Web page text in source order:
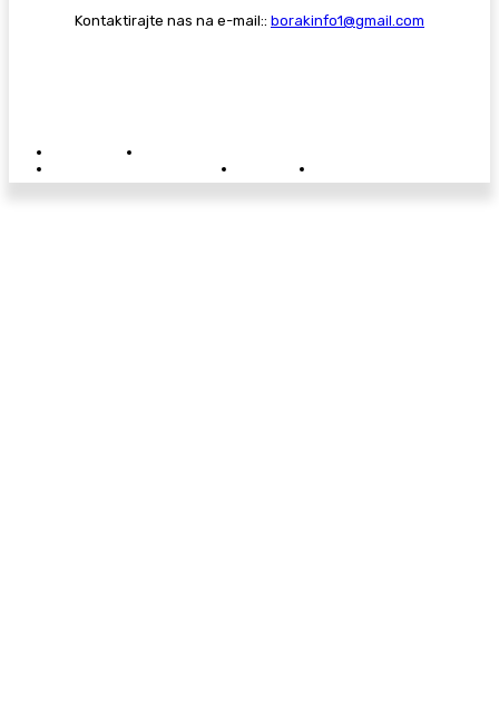
Kontaktirajte nas na e-mail:: borakinfo1@gmail.com